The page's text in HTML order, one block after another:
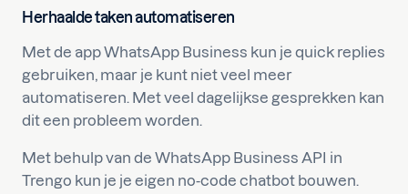
Herhaalde taken automatiseren
Met de app WhatsApp Business kun je quick replies
gebruiken, maar je kunt niet veel meer
automatiseren. Met veel dagelijkse gesprekken kan
dit een probleem worden.
Met behulp van de WhatsApp Business API in
Trengo kun je je eigen no-code chatbot bouwen.